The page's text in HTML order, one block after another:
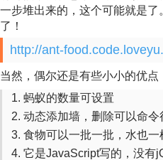
一步堆出来的，这个可能就是
了！
http://ant-
当然，偶尔还是有些小小的优点
蚂蚁的数量可设置
动态添加墙，删除可以命令
食物可以一批一批，水也一
它是JavaScript写的，没有